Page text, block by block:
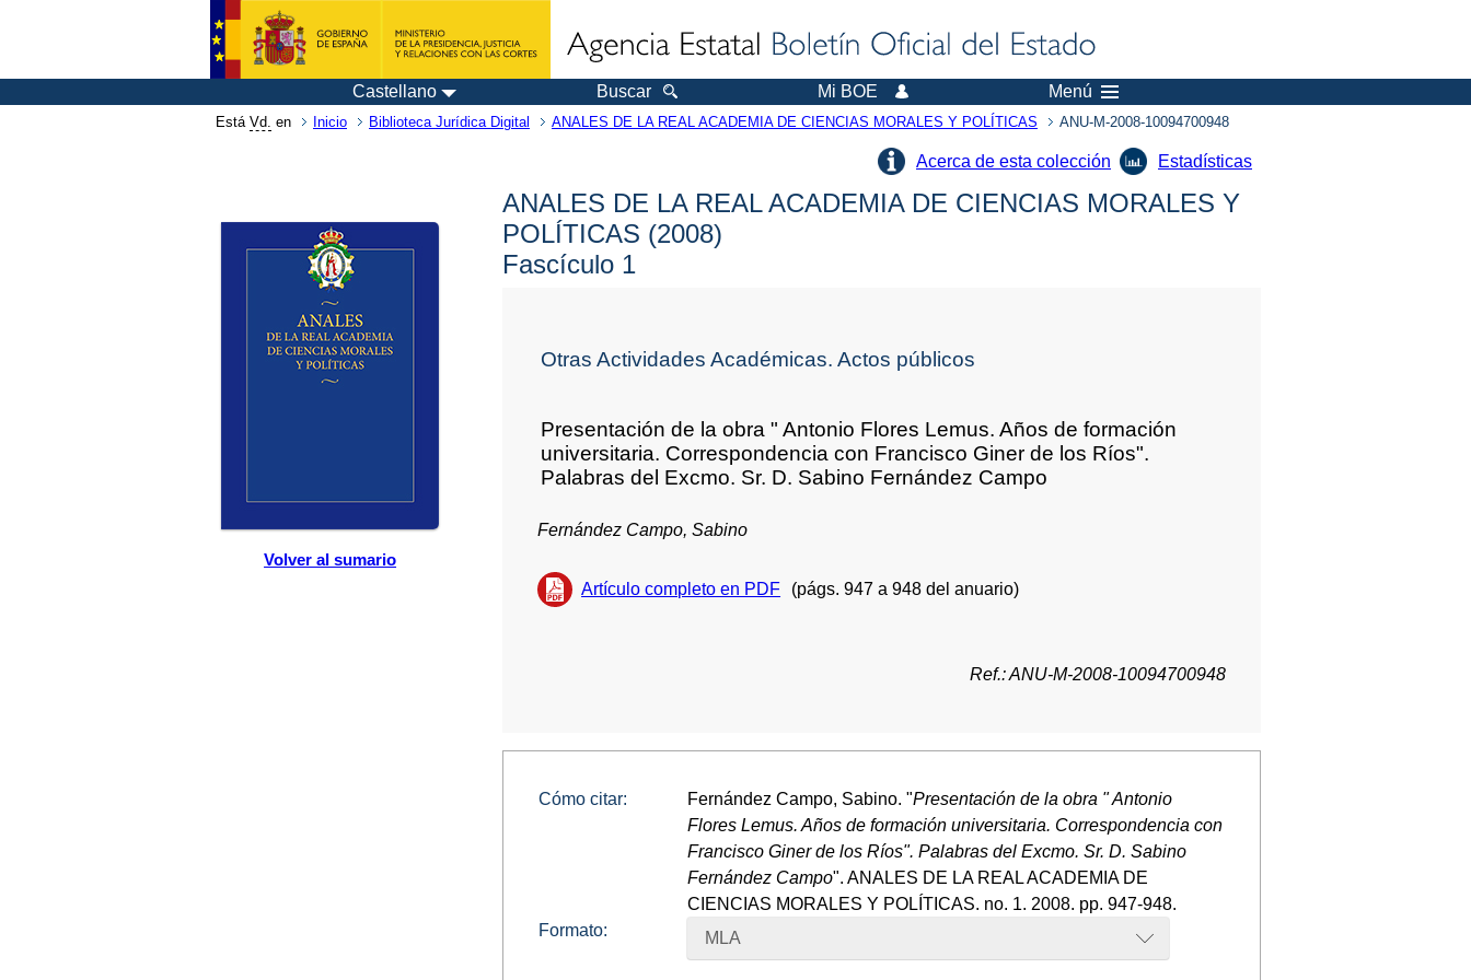
Castellano Buscar Mi BOE Menú
Está Vd. en Inicio Biblioteca Jurídica Digital ANALES DE LA REAL ACADEMIA DE CIENCIAS MORALES Y POLÍTICAS ANU-M-2008-10094700948
Acerca de esta colección Estadísticas
Volver al sumario
ANALES DE LA REAL ACADEMIA DE CIENCIAS MORALES Y
POLÍTICAS (2008)
Fascículo 1
Otras Actividades Académicas. Actos públicos
Presentación de la obra " Antonio Flores Lemus. Años de formación
universitaria. Correspondencia con Francisco Giner de los Ríos".
Palabras del Excmo. Sr. D. Sabino Fernández Campo
Fernández Campo, Sabino
Artículo completo en PDF (págs. 947 a 948 del anuario)
Ref.: ANU-M-2008-10094700948
Cómo citar: Fernández Campo, Sabino. "Presentación de la obra " Antonio
Flores Lemus. Años de formación universitaria. Correspondencia con
Francisco Giner de los Ríos". Palabras del Excmo. Sr. D. Sabino
Fernández Campo". ANALES DE LA REAL ACADEMIA DE
CIENCIAS MORALES Y POLÍTICAS. no. 1. 2008. pp. 947-948.
Formato:
MLA